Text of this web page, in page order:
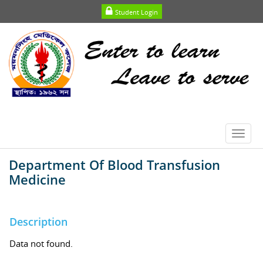
Student Login
Department Of Blood Transfusion
Medicine
Description
Data not found.